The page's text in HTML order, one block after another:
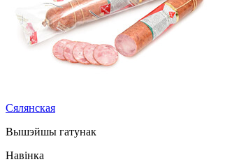
Сялянская
Вышэйшы гатунак
Навінка